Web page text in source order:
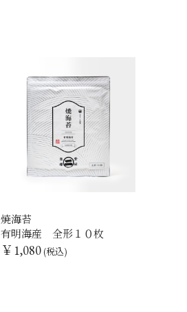
焼海苔
有明海産 全形１０枚
￥1,080 (税込)